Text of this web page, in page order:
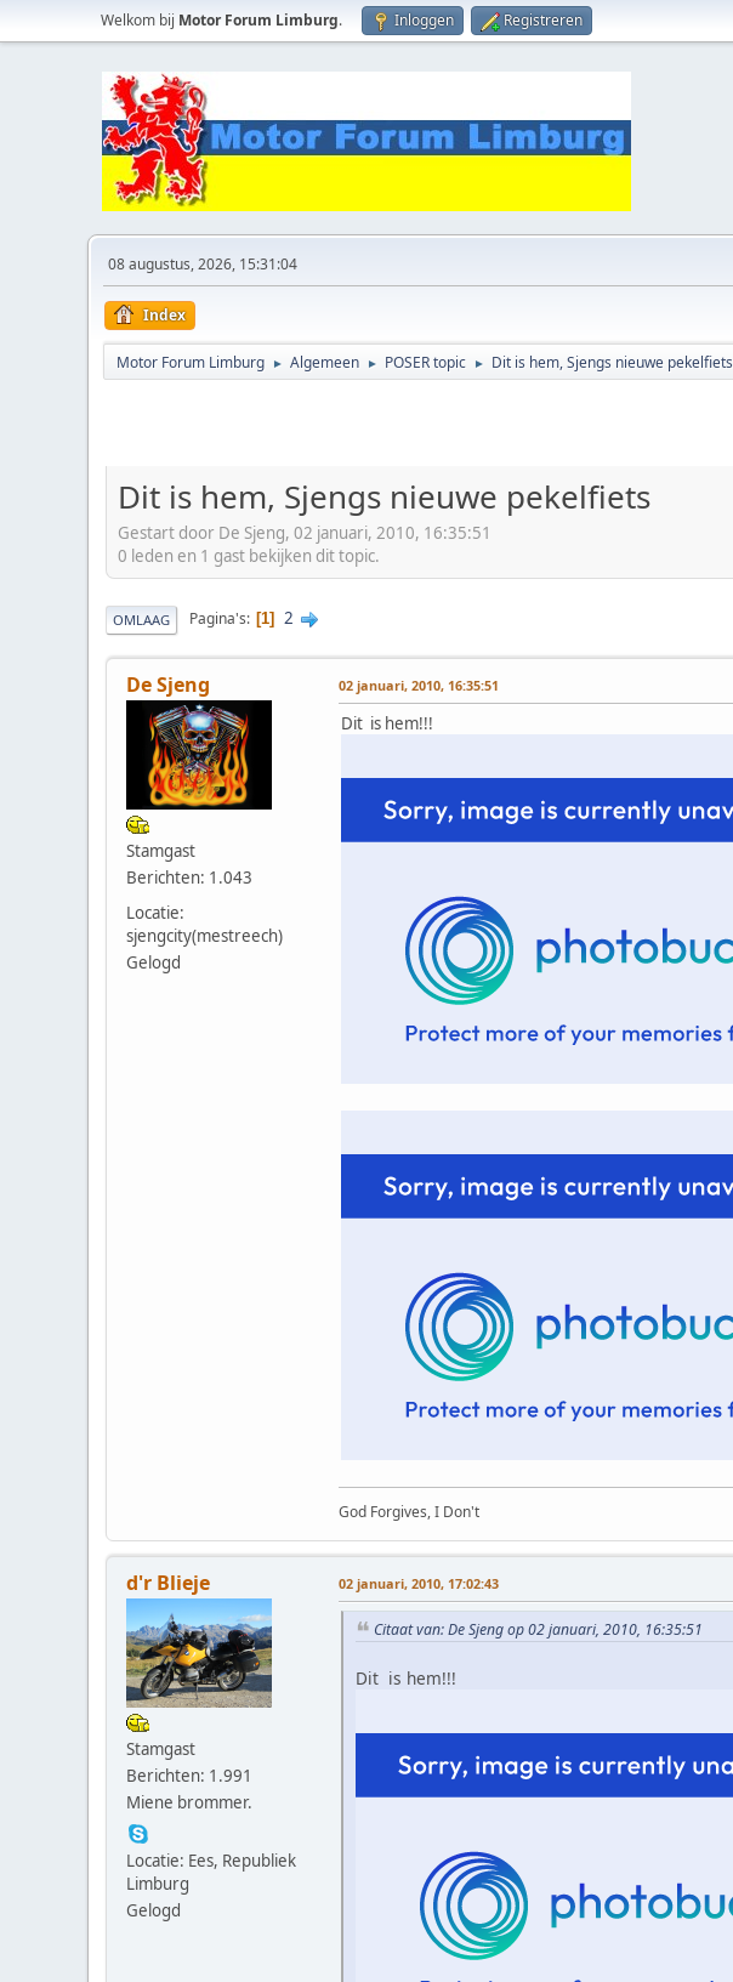
Welkom bij Motor Forum Limburg. Inloggen Registreren
08 augustus, 2026, 15:31:04
Index
Motor Forum Limburg ► Algemeen ► POSER topic ► Dit is hem, Sjengs nieuwe pekelfiets
Dit is hem, Sjengs nieuwe pekelfiets
Gestart door De Sjeng, 02 januari, 2010, 16:35:51
0 leden en 1 gast bekijken dit topic.
OMLAAG Pagina's 1 2
De Sjeng
Stamgast
Berichten: 1.043
Locatie:
sjengcity(mestreech)
Gelogd
02 januari, 2010, 16:35:51
Dit is hem!!!
God Forgives, I Don't
d'r Blieje
Stamgast
Berichten: 1.991
Miene brommer.
Locatie: Ees, Republiek
Limburg
Gelogd
02 januari, 2010, 17:02:43
Citaat van: De Sjeng op 02 januari, 2010, 16:35:51
Dit is hem!!!